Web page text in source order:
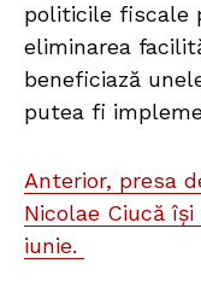
politicile fiscale
eliminarea
beneficiază
putea fi
Anterior, presa
Nicolae Ciucă
iunie.